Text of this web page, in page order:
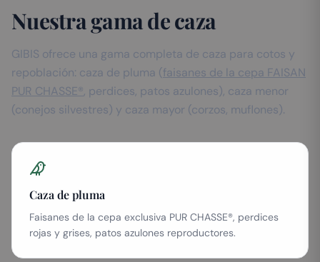
Nuestra gama de caza
GIBIS ofrece una gama completa de caza para cotos y
repoblación: caza de pluma (faisanes de la cepa FAISAN
PUR CHASSE®, perdices, patos azulones), caza menor
(conejos silvestres) y caza mayor (corzos, muflones).
Caza de pluma
Faisanes de la cepa exclusiva PUR CHASSE®, perdices
rojas y grises, patos azulones reproductores.